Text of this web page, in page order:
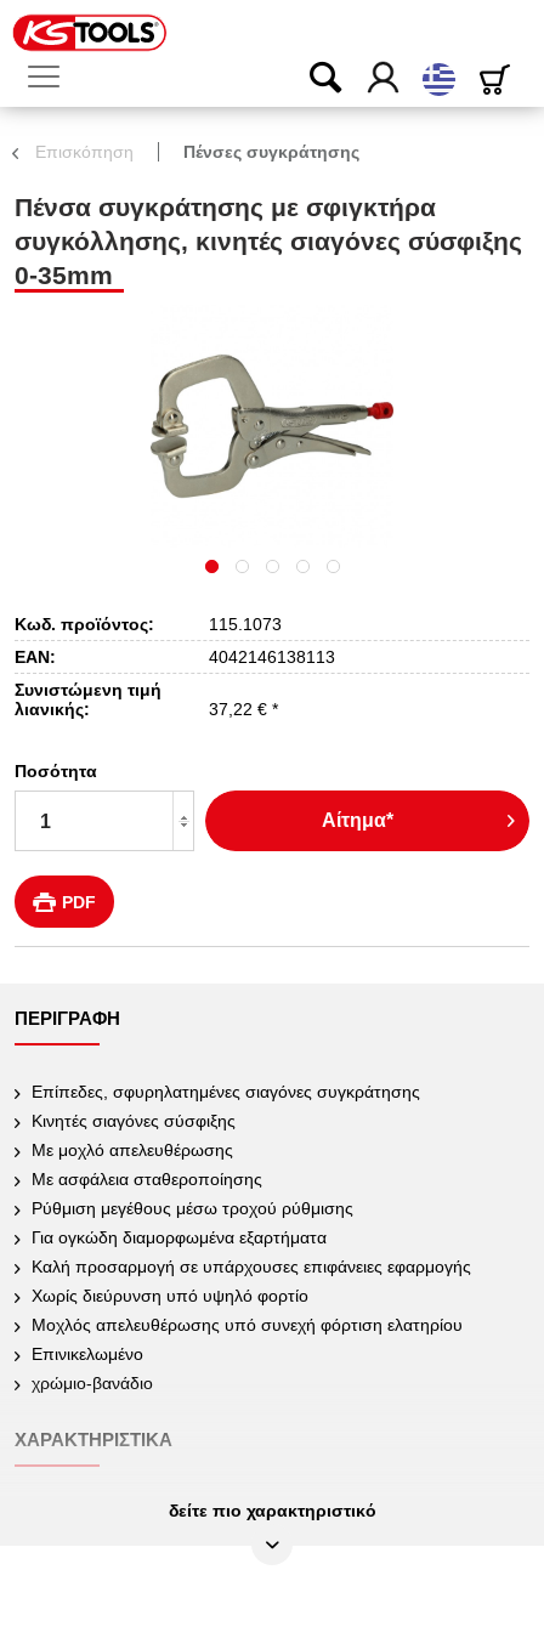
ελληνικά
Επισκόπηση Πένσες συγκράτησης
Πένσα συγκράτησης με σφιγκτήρα
συγκόλλησης, κινητές σιαγόνες σύσφιξης
0-35mm
Κωδ. προϊόντος:
115.1073
EAN:
4042146138113
Συνιστώμενη τιμή
λιανικής:
37,22 € *
Ποσότητα
Αίτημα*
PDF
ΠΕΡΙΓΡΑΦΉ
Επίπεδες, σφυρηλατημένες σιαγόνες συγκράτησης
Κινητές σιαγόνες σύσφιξης
Με μοχλό απελευθέρωσης
Με ασφάλεια σταθεροποίησης
Ρύθμιση μεγέθους μέσω τροχού ρύθμισης
Για ογκώδη διαμορφωμένα εξαρτήματα
Καλή προσαρμογή σε υπάρχουσες επιφάνειες εφαρμογής
Χωρίς διεύρυνση υπό υψηλό φορτίο
Μοχλός απελευθέρωσης υπό συνεχή φόρτιση ελατηρίου
Επινικελωμένο
χρώμιο-βανάδιο
ΧΑΡΑΚΤΗΡΙΣΤΙΚΆ
Ύψος συσκευασίας mm: 36
δείτε πιο χαρακτηριστικό